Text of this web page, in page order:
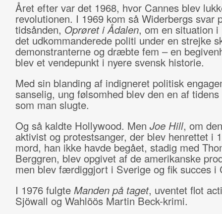
Året efter var det 1968, hvor Cannes blev
revolutionen. I 1969 kom så Widerbergs svar
tidsånden, Oprøret i Ådalen, om en situation i
det udkommanderede politi under en strejke
demonstranterne og dræbte fem – en
blev et vendepunkt i nyere svensk historie.
Med sin blanding af indigneret politisk
sanselig, ung følsomhed blev den en af
som man slugte.
Og så kaldte Hollywood. Men Joe Hill, om
aktivist og protestsanger, der blev henrettet i
mord, han ikke havde begået, stadig med
Berggren, blev opgivet af de amerikanske
men blev færdiggjort i Sverige og fik succes i
I 1976 fulgte Manden på taget, uventet flot
Sjöwall og Wahlöös Martin Beck-krimi.